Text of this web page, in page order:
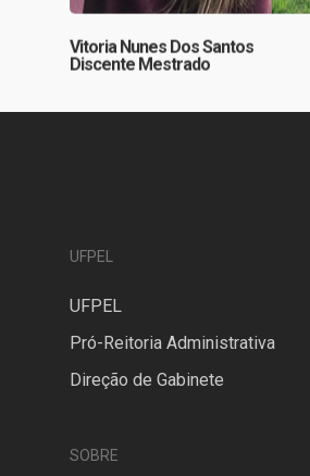
Vitoria Nunes Dos Santos
Discente Mestrado
UFPEL
UFPEL
Pró-Reitoria Administrativa
Direção de Gabinete
SOBRE